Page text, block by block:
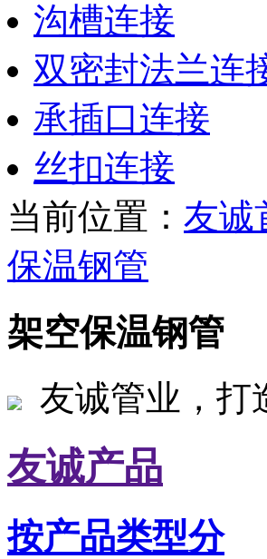
沟槽连接
双密封法兰连
承插口连接
丝扣连接
当前位置： 友诚
保温钢管
架空保温钢管
友诚管业，
友诚产品
按产品类型分